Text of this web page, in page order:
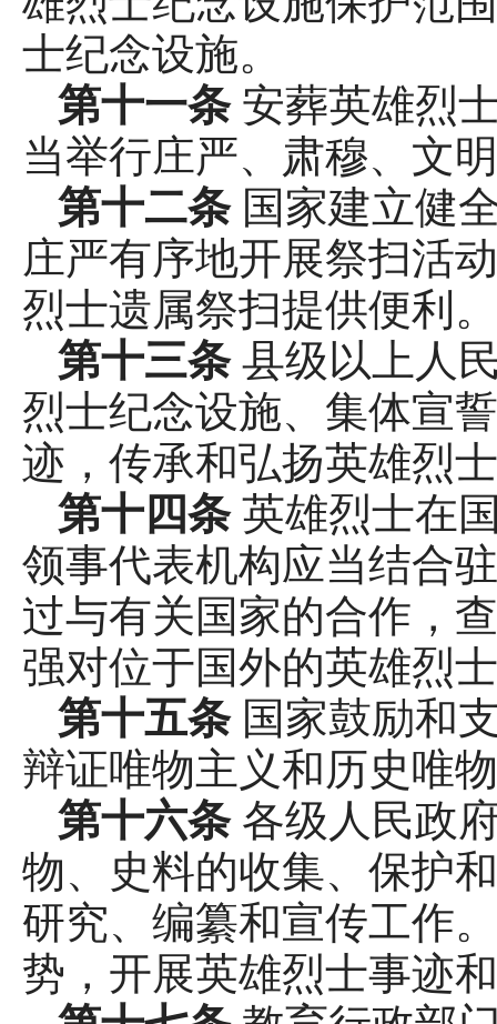
士纪念设施。
第十一条 安葬英雄烈
当举行庄严、肃穆、文
第十二条 国家建立健
庄严有序地开展祭扫活
烈士遗属祭扫提供便利。
第十三条 县级以上人
烈士纪念设施、集体宣
迹，传承和弘扬英雄烈
第十四条 英雄烈士在
领事代表机构应当结合
过与有关国家的合作，
强对位于国外的英雄烈
第十五条 国家鼓励和
辩证唯物主义和历史唯
第十六条 各级人民政
物、史料的收集、保护
研究、编纂和宣传工作
势，开展英雄烈士事迹